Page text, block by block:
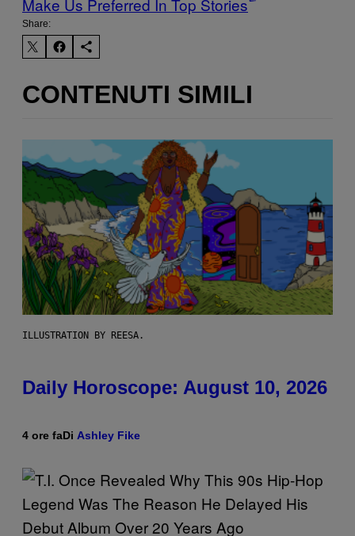
Make Us Preferred In Top Stories
Share:
CONTENUTI SIMILI
ILLUSTRATION BY REESA.
Daily Horoscope: August 10, 2026
4 ore faDi Ashley Fike